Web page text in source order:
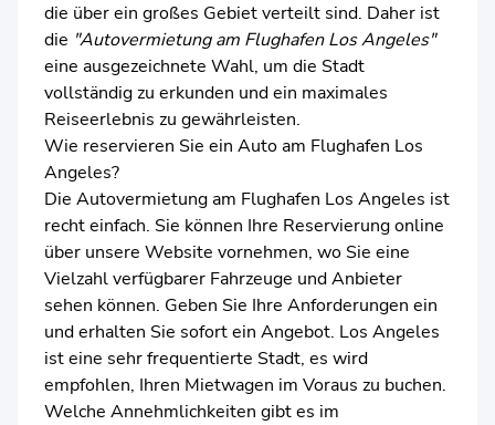
die über ein großes Gebiet verteilt sind. Daher ist
die "Autovermietung am Flughafen Los Angeles"
eine ausgezeichnete Wahl, um die Stadt
vollständig zu erkunden und ein maximales
Reiseerlebnis zu gewährleisten.
Wie reservieren Sie ein Auto am Flughafen Los
Angeles?
Die Autovermietung am Flughafen Los Angeles ist
recht einfach. Sie können Ihre Reservierung online
über unsere Website vornehmen, wo Sie eine
Vielzahl verfügbarer Fahrzeuge und Anbieter
sehen können. Geben Sie Ihre Anforderungen ein
und erhalten Sie sofort ein Angebot. Los Angeles
ist eine sehr frequentierte Stadt, es wird
empfohlen, Ihren Mietwagen im Voraus zu buchen.
Welche Annehmlichkeiten gibt es im